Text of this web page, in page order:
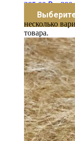
285,00₽ –
несколько
товара.